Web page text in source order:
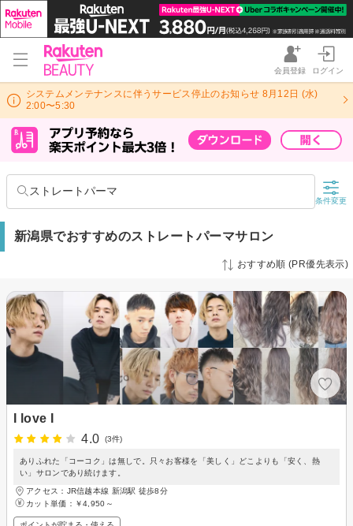
会員登録 ログイン
システムメンテナンスに伴うサービス停止のお知らせ 8月12日 (水)
2:00〜5:30
ストレートパーマ
条件変更
新潟県でおすすめのストレートパーマサロン
おすすめ順 (PR優先表示)
I love I
4.0
(3件)
ありふれた「コーコク」は無しで。只々お客様を「美しく」どこよりも「安く、熱
い」サロンであり続けます。
アクセス：JR信越本線 新潟駅 徒歩8分
カット単価： ￥4,950～